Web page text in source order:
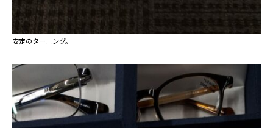
安定のターニング。